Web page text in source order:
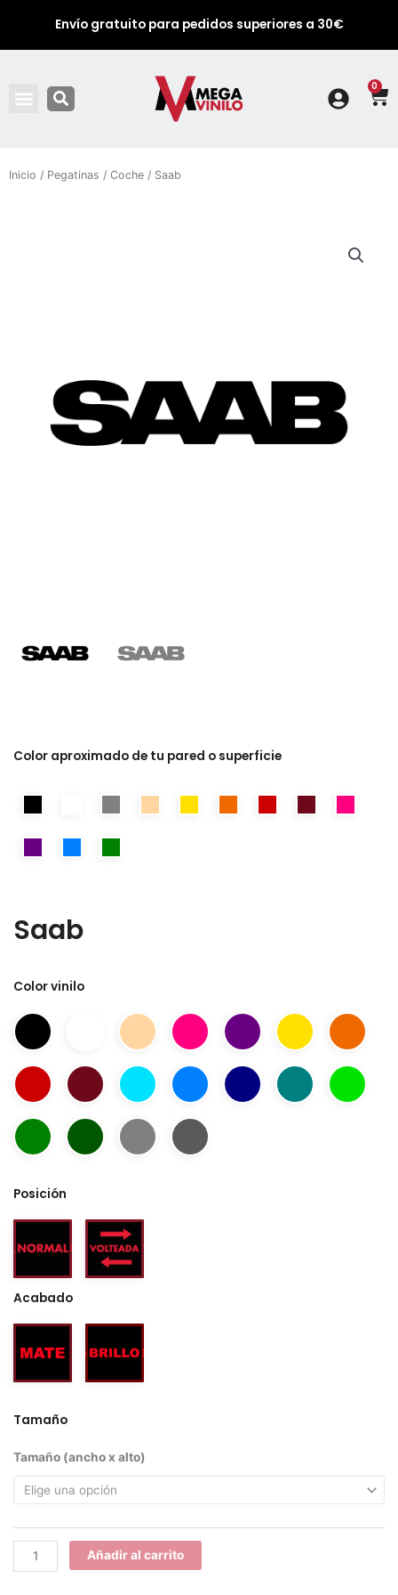
Envío gratuito para pedidos superiores a 30€
0
Inicio / Pegatinas / Coche / Saab
Color aproximado de tu pared o superficie
Saab
Color vinilo
Posición
Acabado
Tamaño
Tamaño (ancho x alto)
Saab
cantidad
Añadir al carrito